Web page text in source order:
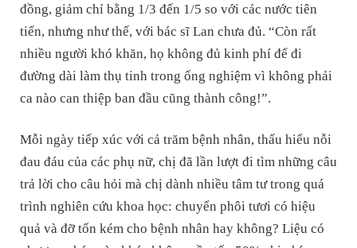
đồng, giảm chỉ bằng 1/3 đến 1/5 so với các nước tiên
tiến, nhưng như thế, với bác sĩ Lan chưa đủ. “Còn rất
nhiều người khó khăn, họ không đủ kinh phí để đi
đường dài làm thụ tinh trong ống nghiệm vì không phải
ca nào can thiệp ban đầu cũng thành công!”.
Mỗi ngày tiếp xúc với cả trăm bệnh nhân, thấu hiểu nỗi
đau đáu của các phụ nữ, chị đã lần lượt đi tìm những câu
trả lời cho câu hỏi mà chị dành nhiều tâm tư trong quá
trình nghiên cứu khoa học: chuyển phôi tươi có hiệu
quả và đỡ tốn kém cho bệnh nhân hay không? Liệu có